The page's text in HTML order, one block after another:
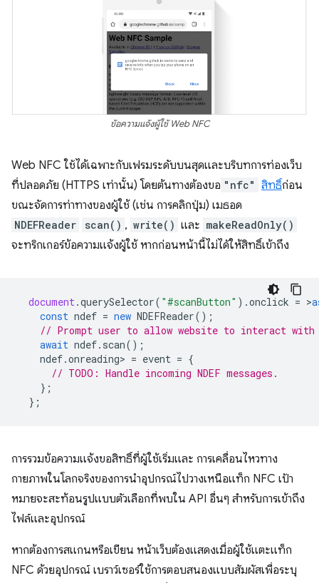
ข้อความแจ้งผู้ใช้ Web NFC
Web NFC ใช้ได้เฉพาะกับเฟรมระดับบนสุดและบริบทการท่องเว็บ
ที่ปลอดภัย (HTTPS เท่านั้น) โดยต้นทางต้องขอ "nfc" สิทธิ์ก่อน
ขณะจัดการท่าทางของผู้ใช้ (เช่น การคลิกปุ่ม) เมธอด
NDEFReader scan() , write() และ makeReadOnly()
จะทริกเกอร์ข้อความแจ้งผู้ใช้ หากก่อนหน้านี้ไม่ได้ให้สิทธิ์เข้าถึง
document.querySelector( "#scanButton" ).onclick = >
const ndef = new NDEFReader();
// Prompt user to allow website to interact with
await ndef. scan();
ndef.onreading> = event = {
// TODO: Handle incoming NDEF messages.
};
};
การรวมข้อความแจ้งขอสิทธิ์ที่ผู้ใช้เริ่มและ การเคลื่อนไหวทาง
กายภาพในโลกจริงของการนำอุปกรณ์ไปวางเหนือแท็ก NFC เป้า
หมายจะสะท้อนรูปแบบตัวเลือกที่พบใน API อื่นๆ สำหรับการเข้าถึง
ไฟล์และอุปกรณ์
หากต้องการสแกนหรือเขียน หน้าเว็บต้องแสดงเมื่อผู้ใช้แตะแท็ก
NFC ด้วยอุปกรณ์ เบราว์เซอร์ใช้การตอบสนองแบบสัมผัสเพื่อระบุ